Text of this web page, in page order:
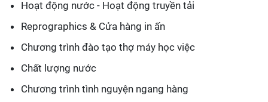
Hoạt động nước - Hoạt động truyền tải
Reprographics & Cửa hàng in ấn
Chương trình đào tạo thợ máy học việc
Chất lượng nước
Chương trình tình nguyện ngang hàng